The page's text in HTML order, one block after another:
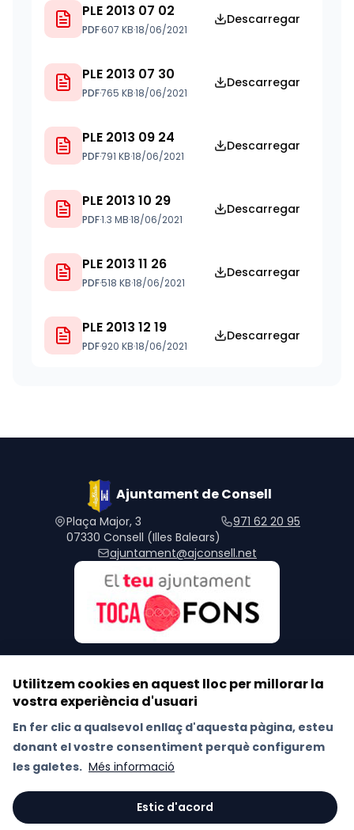
PLE 2013 07 02
PDF·607 KB·18/06/2021
Descarregar
PLE 2013 07 30
PDF·765 KB·18/06/2021
Descarregar
PLE 2013 09 24
PDF·791 KB·18/06/2021
Descarregar
PLE 2013 10 29
PDF·1.3 MB·18/06/2021
Descarregar
PLE 2013 11 26
PDF·518 KB·18/06/2021
Descarregar
PLE 2013 12 19
PDF·920 KB·18/06/2021
Descarregar
Ajuntament de Consell
Plaça Major, 3
07330 Consell (Illes Balears)
971 62 20 95
ajuntament@ajconsell.net
Avís LegalPolítica de Xarxes Socials
Utilitzem cookies en aquest lloc per millorar la
vostra experiència d'usuari
En fer clic a qualsevol enllaç d'aquesta pàgina, esteu
donant el vostre consentiment perquè configurem
les galetes. Més informació
Estic d'acord